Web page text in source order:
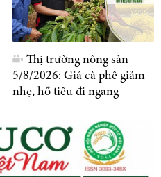
Thị trường nông sản
5/8/2026: Giá cà phê giảm
nhẹ, hồ tiêu đi ngang